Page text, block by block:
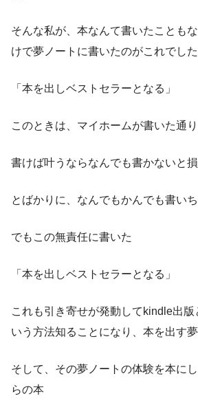
そんな私が、本なんて書いたことも
けで夢ノートに書いたのがこれでした
「本を出しベストセラーとなる」
このときは、マイホームが書いた通
書けば叶うならなんでも書かないと損
とばかりに、なんでもかんでも書い
でもこの無責任に書いた
「本を出しベストセラーとなる」
これも引き寄せが発動してkindle出版
いう方法知ることになり、本を出す
そして、その夢ノートの体験を本に
らの本